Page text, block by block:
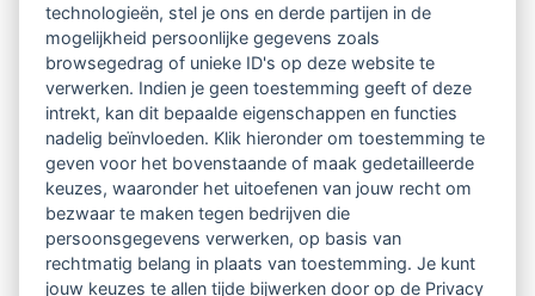
vrij toegankelijke TsvB-artikelen
nieuws op het vlak van professioneel
begeleiden
informatie over LVSC-activiteiten
Aanmelden nieuwsbrief
technologieën, stel je ons en derde partijen in de
mogelijkheid persoonlijke gegevens zoals
browsegedrag of unieke ID's op deze website te
verwerken. Indien je geen toestemming geeft of deze
intrekt, kan dit bepaalde eigenschappen en functies
nadelig beïnvloeden. Klik hieronder om toestemming te
geven voor het bovenstaande of maak gedetailleerde
keuzes, waaronder het uitoefenen van jouw recht om
bezwaar te maken tegen bedrijven die
persoonsgegevens verwerken, op basis van
rechtmatig belang in plaats van toestemming. Je kunt
jouw keuzes te allen tijde bijwerken door op de Privacy